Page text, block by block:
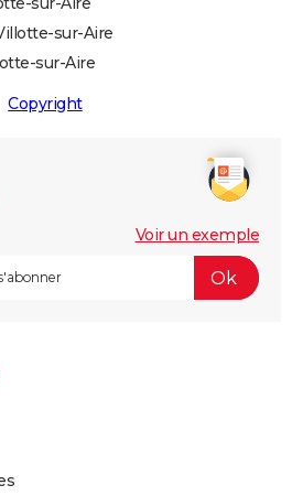
sur-Aire
sur-Aire
Copyright
Voir un exemple